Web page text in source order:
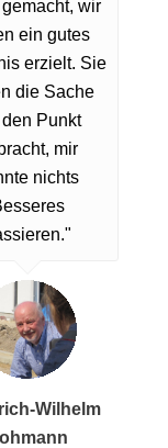
wir
ein gutes
erzielt. Sie
die Sache
Punkt
mir
nichts
Wilhelm